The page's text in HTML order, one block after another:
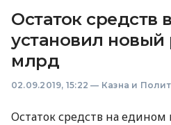
Остаток средств
установил новый
млрд
02.09.2019, 15:22 — Казна и
Остаток средств на едином